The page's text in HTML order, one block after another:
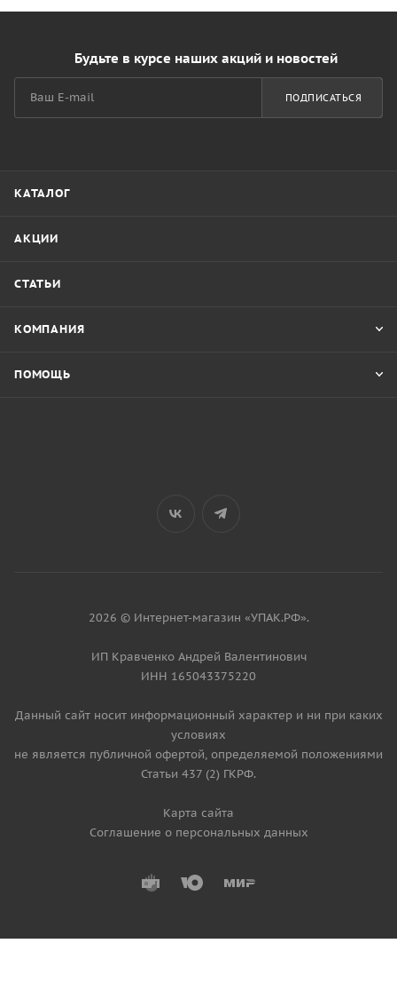
Будьте в курсе наших акций и новостей
ПОДПИСАТЬСЯ
КАТАЛОГ
АКЦИИ
СТАТЬИ
КОМПАНИЯ
ПОМОЩЬ
2026 © Интернет-магазин «УПАК.РФ».
ИП Кравченко Андрей Валентинович
ИНН 165043375220
Данный сайт носит информационный характер и ни при каких
условиях
не является публичной офертой, определяемой положениями
Статьи 437 (2) ГКРФ.
Карта сайта
Соглашение о персональных данных